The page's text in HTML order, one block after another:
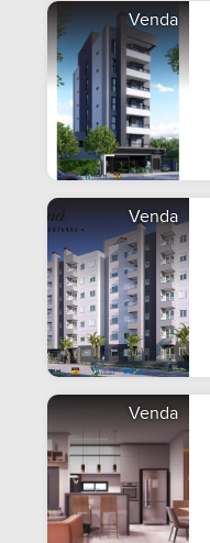
Venda
Venda
Venda